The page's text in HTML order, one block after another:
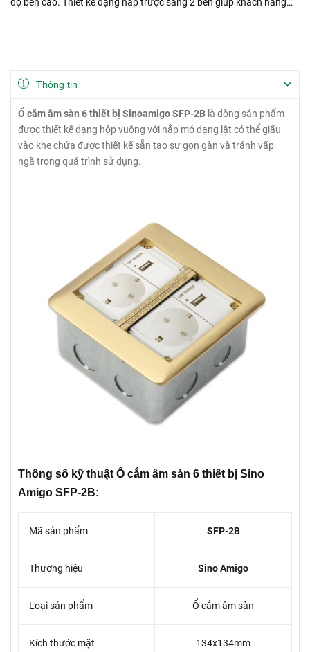
Thông tin
Ổ cắm âm sàn 6 thiết bị Sinoamigo SFP-2B là dòng sản phẩm
được thiết kế dạng hộp vuông với nắp mở dạng lật có thể giấu
vào khe chứa được thiết kế sẵn tạo sự gọn gàn và tránh vấp
ngã trong quá trình sử dụng.
Thông số kỹ thuật Ổ cắm âm sàn 6 thiết bị Sino
Amigo SFP-2B:
Mã sản phẩm SFP-2B
Thương hiệu Sino Amigo
Loại sản phẩm Ổ cắm âm sàn
Kích thước mặt 134x134mm